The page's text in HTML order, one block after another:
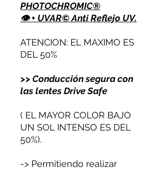
PHOTOCHROMIC®
👁 + UVAR© Anti Reflejo UV.
ATENCION: EL MAXIMO ES
DEL 50%
>> Conducción segura con
las lentes Drive Safe
( EL MAYOR COLOR BAJO
UN SOL INTENSO ES DEL
50%).
-> Permitiendo realizar